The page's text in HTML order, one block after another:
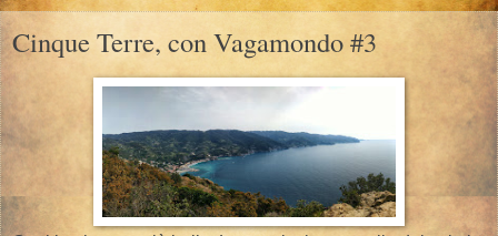
Cinque Terre, con Vagamondo #3